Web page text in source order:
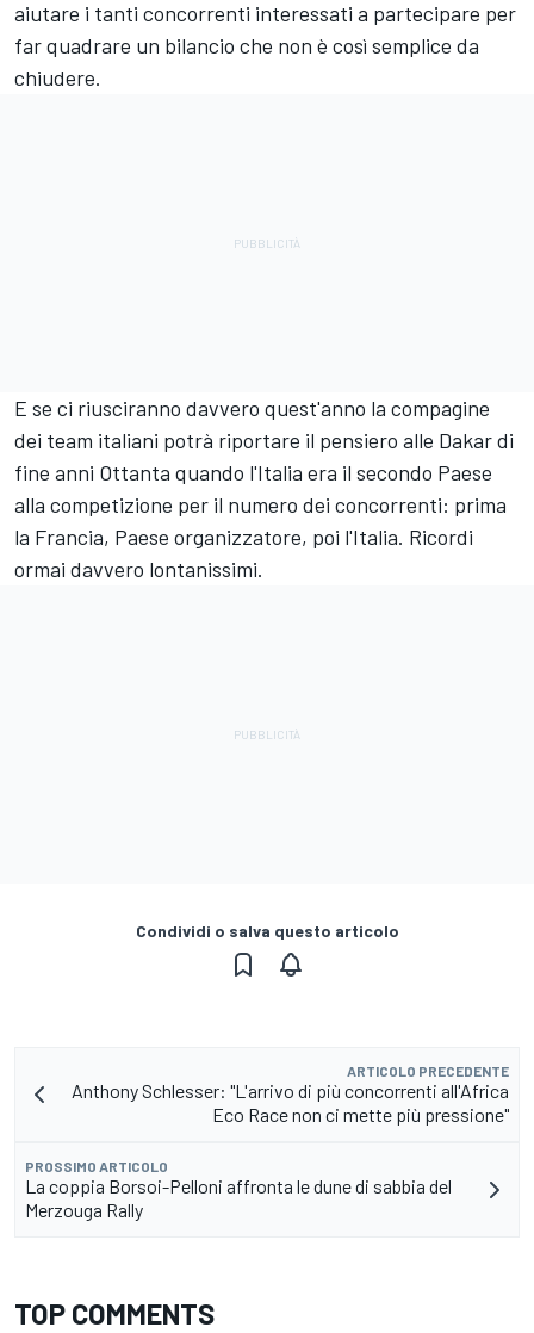
aiutare i tanti concorrenti interessati a partecipare per
far quadrare un bilancio che non è così semplice da
chiudere.
E se ci riusciranno davvero quest'anno la compagine
dei team italiani potrà riportare il pensiero alle Dakar di
fine anni Ottanta quando l'Italia era il secondo Paese
alla competizione per il numero dei concorrenti: prima
la Francia, Paese organizzatore, poi l'Italia. Ricordi
ormai davvero lontanissimi.
Condividi o salva questo articolo
ARTICOLO PRECEDENTE
Anthony Schlesser: "L'arrivo di più concorrenti all'Africa
Eco Race non ci mette più pressione"
PROSSIMO ARTICOLO
La coppia Borsoi-Pelloni affronta le dune di sabbia del
Merzouga Rally
TOP COMMENTS